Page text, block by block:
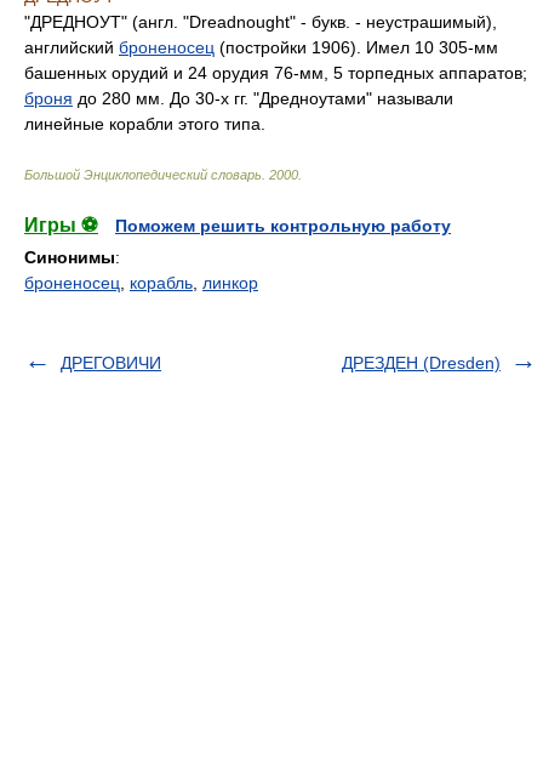
"ДРЕДНОУТ" (англ. "Dreadnought" - букв. - неустрашимый),
английский броненосец (постройки 1906). Имел 10 305-мм
башенных орудий и 24 орудия 76-мм, 5 торпедных аппаратов;
броня до 280 мм. До 30-х гг. "Дредноутами" называли
линейные корабли этого типа.
Большой Энциклопедический словарь 2000
Игры ⚽
Поможем решить контрольную работу
Синонимы:
броненосец
корабль линкор
ДРЕГОВИЧИ ДРЕЗДЕН (Dresden)